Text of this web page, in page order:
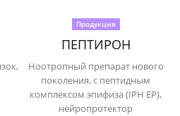
Продукция
ПЕПТИРОН
Ноотропный препарат нового
поколения, с пептидным
комплексом эпифиза (IPH EP),
нейропротектор